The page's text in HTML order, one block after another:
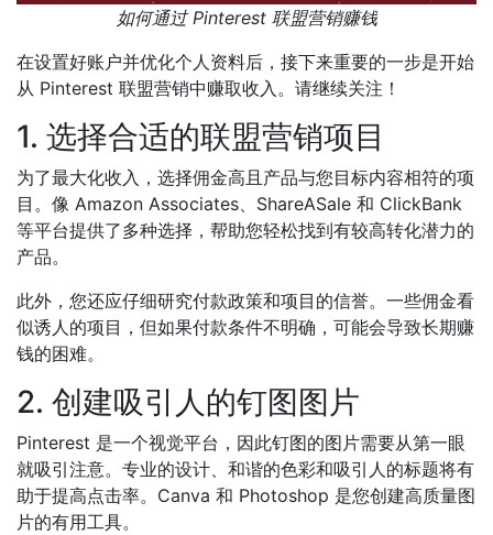
如何通过 Pinterest 联盟营销赚钱
在设置好账户并优化个人资料后，接下来重要的一步是开始
从 Pinterest 联盟营销中赚取收入。请继续关注！
1. 选择合适的联盟营销项目
为了最大化收入，选择佣金高且产品与您目标内容相符的项
目。像 Amazon Associates、ShareASale 和 ClickBank
等平台提供了多种选择，帮助您轻松找到有较高转化潜力的
产品。
此外，您还应仔细研究付款政策和项目的信誉。一些佣金看
似诱人的项目，但如果付款条件不明确，可能会导致长期赚
钱的困难。
2. 创建吸引人的钉图图片
Pinterest 是一个视觉平台，因此钉图的图片需要从第一眼
就吸引注意。专业的设计、和谐的色彩和吸引人的标题将有
助于提高点击率。Canva 和 Photoshop 是您创建高质量图
片的有用工具。